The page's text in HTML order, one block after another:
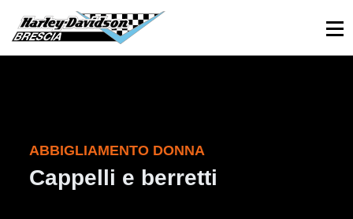
030 3366984 Viale Sant’Eufemia, 26 - Brescia
ABBIGLIAMENTO DONNA
Cappelli e berretti